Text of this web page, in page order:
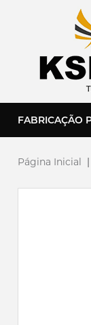
FABRICAÇÃO
Página Inicial |